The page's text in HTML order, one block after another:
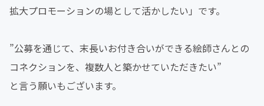
拡大プロモーションの場として活かしたい」です。
”公募を通じて、末長いお付き合いができる絵師さんとの
コネクションを、複数人と築かせていただきたい”
と言う願いもございます。